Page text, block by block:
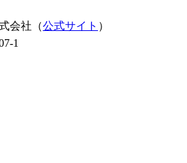
会社（公式サイト ）
1